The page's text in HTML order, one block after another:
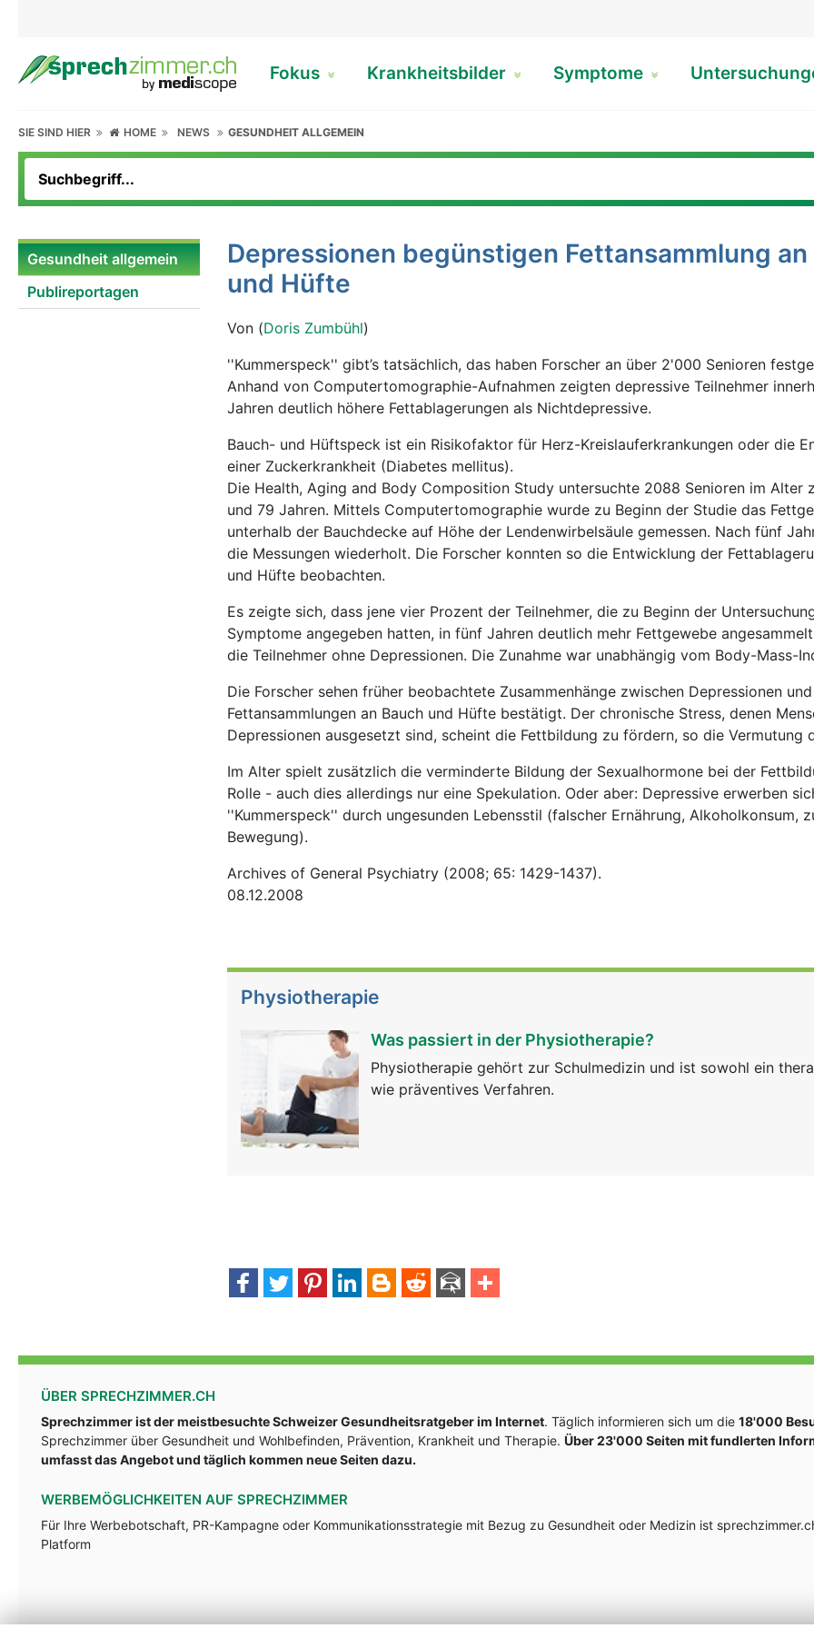
Fokus Krankheitsbilder Symptome
SIE SIND HIER HOME NEWS GESUNDHEIT ALLGEMEIN
Gesundheit allgemein
Publireportagen
Depressionen begünstigen Fettansammlung an
und Hüfte
Von (Doris Zumbühl)
''Kummerspeck'' gibt’s tatsächlich, das haben Forscher an über 2'000 Senioren
Anhand von Computertomographie-Aufnahmen zeigten depressive Teilnehmer
Jahren deutlich höhere Fettablagerungen als Nichtdepressive.
Bauch- und Hüftspeck ist ein Risikofaktor für Herz-Kreislauferkrankungen oder die
einer Zuckerkrankheit (Diabetes mellitus).
Die Health, Aging and Body Composition Study untersuchte 2088 Senioren im Alter
und 79 Jahren. Mittels Computertomographie wurde zu Beginn der Studie das
unterhalb der Bauchdecke auf Höhe der Lendenwirbelsäule gemessen. Nach fünf
die Messungen wiederholt. Die Forscher konnten so die Entwicklung der
und Hüfte beobachten.
Es zeigte sich, dass jene vier Prozent der Teilnehmer, die zu Beginn der
Symptome angegeben hatten, in fünf Jahren deutlich mehr Fettgewebe
die Teilnehmer ohne Depressionen. Die Zunahme war unabhängig vom Body-Mass-
Die Forscher sehen früher beobachtete Zusammenhänge zwischen Depressionen und
Fettansammlungen an Bauch und Hüfte bestätigt. Der chronische Stress, denen
Depressionen ausgesetzt sind, scheint die Fettbildung zu fördern, so die Vermutung
Im Alter spielt zusätzlich die verminderte Bildung der Sexualhormone bei der
Rolle - auch dies allerdings nur eine Spekulation. Oder aber: Depressive erwerben
''Kummerspeck'' durch ungesunden Lebensstil (falscher Ernährung, Alkoholkonsum,
Bewegung).
Archives of General Psychiatry (2008; 65: 1429-1437).
08.12.2008
Physiotherapie
Was passiert in der Physiotherapie?
Physiotherapie gehört zur Schulmedizin und ist sowohl ein
wie präventives Verfahren.
ÜBER SPRECHZIMMER.CH
Sprechzimmer ist der meistbesuchte Schweizer Gesundheitsratgeber im Internet. Täglich informieren sich um die 18'000
Sprechzimmer über Gesundheit und Wohlbefinden, Prävention, Krankheit und Therapie. Über 23'000 Seiten mit fundlerten
umfasst das Angebot und täglich kommen neue Seiten dazu.
WERBEMÖGLICHKEITEN AUF SPRECHZIMMER
Für Ihre Werbebotschaft, PR-Kampagne oder Kommunikationsstrategie mit Bezug zu Gesundheit oder Medizin ist
Platform